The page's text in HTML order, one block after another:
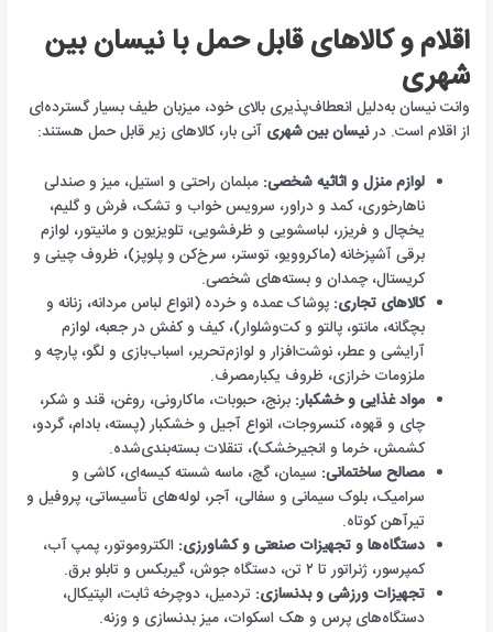
اقلام و کالاهای قابل حمل با نیسان بین
شهری
وانت نیسان به‌دلیل انعطاف‌پذیری بالای خود، میزبان طیف بسیار گسترده‌ای
از اقلام است. درنیسان بین شهری آنی بار، کالاهای زیر قابل حمل هستند:
لوازم منزل و اثاثیه شخصی: مبلمان راحتی و استیل، میز و صندلی
ناهارخوری، کمد و دراور، سرویس خواب و تشک، فرش و گلیم،
یخچال و فریزر، لباسشویی و ظرفشویی، تلویزیون و مانیتور، لوازم
برقی آشپزخانه (ماکروویو، توستر، سرخ‌کن و پلوپز)، ظروف چینی و
کریستال، چمدان و بسته‌های شخصی.
کالاهای تجاری: پوشاک عمده و خرده (انواع لباس مردانه، زنانه و
بچگانه، مانتو، پالتو و کت‌وشلوار)، کیف و کفش در جعبه، لوازم
آرایشی و عطر، نوشت‌افزار و لوازم‌تحریر، اسباب‌بازی و لگو، پارچه و
ملزومات خرازی، ظروف یکبارمصرف.
مواد غذایی و خشکبار: برنج، حبوبات، ماکارونی، روغن، قند و شکر،
چای و قهوه، کنسروجات، انواع آجیل و خشکبار (پسته، بادام، گردو،
کشمش، خرما و انجیرخشک)، تنقلات بسته‌بندی‌شده.
مصالح ساختمانی: سیمان، گچ، ماسه شسته کیسه‌ای، کاشی و
سرامیک، بلوک سیمانی و سفالی، آجر، لوله‌های تأسیساتی، پروفیل و
تیرآهن کوتاه.
دستگاه‌ها و تجهیزات صنعتی و کشاورزی: الکتروموتور، پمپ آب،
کمپرسور، ژنراتور تا ۲ تن، دستگاه جوش، گیربکس و تابلو برق.
تجهیزات ورزشی و بدنسازی: تردمیل، دوچرخه ثابت، الپتیکال،
دستگاه‌های پرس و هک اسکوات، میز بدنسازی و وزنه.